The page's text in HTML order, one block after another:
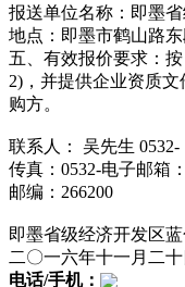
报送单位名称：即墨
地点：即墨市鹤山路
五、有效报价要求：
2)，并提供企业资质
购方。
联系人： 吴先生 0532-
传真：0532-电子邮箱
邮编：266200
即墨省级经济开发区
二〇一六年十一月二十
电话/手机：